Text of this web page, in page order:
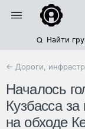
Найти
← Дороги,
Началось
Кузбасса
на обходе